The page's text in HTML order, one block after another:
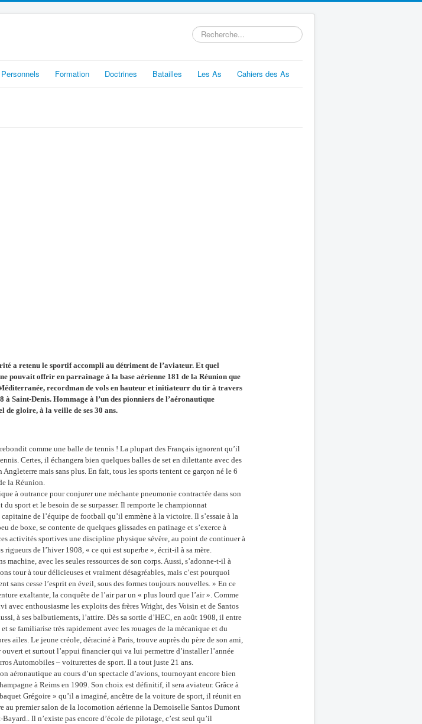
Rechercher
Personnels Formation Doctrines Batailles Les As Cahiers des As
a retenu le sportif accompli au détriment de l’aviateur. Et quel
pouvait offrir en parrainage à la base aérienne 181 de la Réunion que
recordman de vols en hauteur et initiateurr du tir à travers
à Saint-Denis. Hommage à l’un des pionniers de l’aéronautique
gloire, à la veille de ses 30 ans.
comme une balle de tennis ! La plupart des Français ignorent qu’il
Certes, il échangera bien quelques balles de set en dilettante avec des
Angleterre mais sans plus. En fait, tous les sports tentent ce garçon né le 6
la Réunion.
à outrance pour conjurer une méchante pneumonie contractée dans son
sport et le besoin de se surpasser. Il remporte le championnat
de l’équipe de football qu’il emmène à la victoire. Il s’essaie à la
de boxe, se contente de quelques glissades en patinage et s’exerce à
activités sportives une discipline physique sévère, au point de continuer à
de l’hiver 1908, « ce qui est superbe », écrit-il à sa mère.
avec les seules ressources de son corps. Aussi, s’adonne-t-il à
tour à tour délicieuses et vraiment désagréables, mais c’est pourquoi
sans cesse l’esprit en éveil, sous des formes toujours nouvelles. » En ce
exaltante, la conquête de l’air par un « plus lourd que l’air ». Comme
avec enthousiasme les exploits des frères Wright, des Voisin et de Santos
à ses balbutiements, l’attire. Dès sa sortie d’HEC, en août 1908, il entre
se familiarise très rapidement avec les rouages de la mécanique et du
ailes. Le jeune créole, déraciné à Paris, trouve auprès du père de son ami,
et surtout l’appui financier qui va lui permettre d’installer l’année
Automobiles – voiturettes de sport. Il a tout juste 21 ans.
aéronautique au cours d’un spectacle d’avions, tournoyant encore bien
à Reims en 1909. Son choix est définitif, il sera aviateur. Grâce à
Grégoire » qu’il a imaginé, ancêtre de la voiture de sport, il réunit en
au premier salon de la locomotion aérienne la Demoiselle Santos Dumont
Il n’existe pas encore d’école de pilotage, c’est seul qu’il